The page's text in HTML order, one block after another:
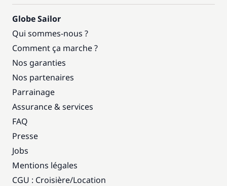
Globe Sailor
Qui sommes-nous ?
Comment ça marche ?
Nos garanties
Nos partenaires
Parrainage
Assurance & services
FAQ
Presse
Jobs
Mentions légales
CGU : Croisière/Location